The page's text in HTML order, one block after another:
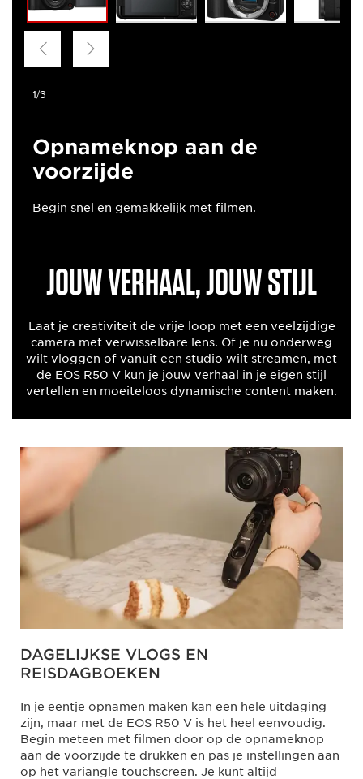
1/3
Opnameknop aan de
voorzijde
Begin snel en gemakkelijk met filmen.
JOUW VERHAAL, JOUW STIJL
Laat je creativiteit de vrije loop met een veelzijdige
camera met verwisselbare lens. Of je nu onderweg
wilt vloggen of vanuit een studio wilt streamen, met
de EOS R50 V kun je jouw verhaal in je eigen stijl
vertellen en moeiteloos dynamische content maken.
DAGELIJKSE VLOGS EN
REISDAGBOEKEN
In je eentje opnamen maken kan een hele uitdaging
zijn, maar met de EOS R50 V is het heel eenvoudig.
Begin meteen met filmen door op de opnameknop
aan de voorzijde te drukken en pas je instellingen aan
op het variangle touchscreen. Je kunt altijd